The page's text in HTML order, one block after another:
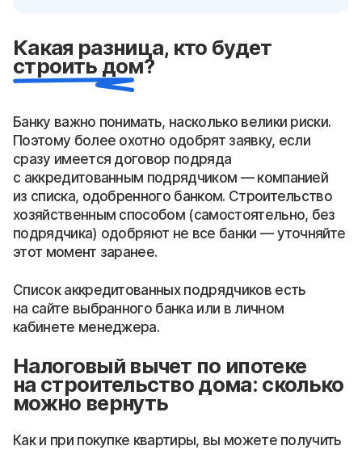
Какая разница, кто будет
строить дом?
Банку важно понимать, насколько велики риски.
Поэтому более охотно одобрят заявку, если
сразу имеется договор подряда
с аккредитованным подрядчиком — компанией
из списка, одобренного банком. Строительство
хозяйственным способом (самостоятельно, без
подрядчика) одобряют не все банки — уточняйте
этот момент заранее.
Список аккредитованных подрядчиков есть
на сайте выбранного банка или в личном
кабинете менеджера.
Налоговый вычет по ипотеке
на строительство дома: сколько
можно вернуть
Как и при покупке квартиры, вы можете получить